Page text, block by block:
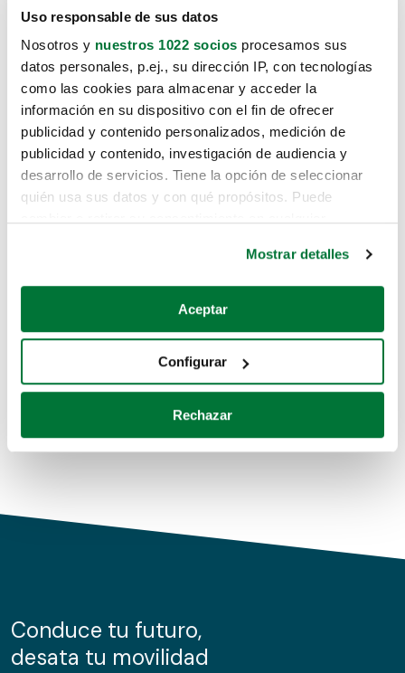
Uso responsable de sus datos
Nosotros y nuestros 1022 socios procesamos sus
datos personales, p.ej., su dirección IP, con tecnologías
como las cookies para almacenar y acceder la
información en su dispositivo con el fin de ofrecer
publicidad y contenido personalizados, medición de
publicidad y contenido, investigación de audiencia y
desarrollo de servicios. Tiene la opción de seleccionar
quién usa sus datos y con qué propósitos. Puede
Si lo permite, también quisiéramos:
Recopilar información sobre su ubicación geográfica
Identificar su dispositivo analizándolo activamente
para buscar características específicas (huellas
Obtenga más información sobre cómo se procesan sus
de cookies.
información sobre el uso que haga del sitio web con
nuestros partners de redes sociales, publicidad y análisis
Mostrar detalles
Aceptar
Configurar
Rechazar
Lo sentimos, no sabemos como
te hemos traido hasta aquí.
Pero puedes encontrar el coche que estás
buscando en alguno de estos enlaces:
Coches de segunda mano
Coches de km0
Conduce tu futuro,
desata tu movilidad